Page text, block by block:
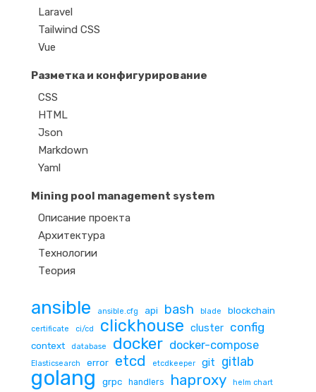
Laravel
Tailwind CSS
Vue
Разметка и конфигурирование
CSS
HTML
Json
Markdown
Yaml
Mining pool management system
Описание проекта
Архитектура
Технологии
Теория
ansible ansible.cfg api bash blade blockchain
certificate ci/cd clickhouse cluster config
context database docker docker-compose
Elasticsearch error etcd etcdkeeper git gitlab
golang grpc handlers haproxy helm chart